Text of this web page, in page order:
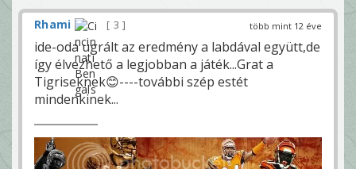
több mint 12 éve
Rhami 3
ide-oda ugrált az eredmény a labdával együtt,de
így élvezhető a legjobban a játék...Grat a
Tigriseknek😊----további szép estét
mindenkinek...